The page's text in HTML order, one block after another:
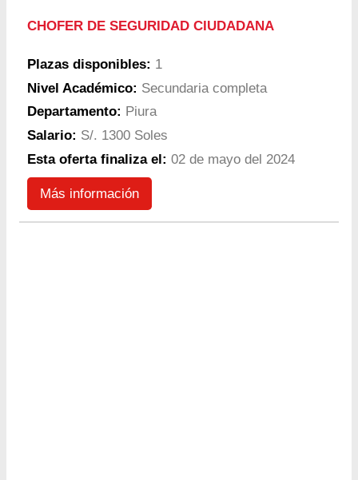
CHOFER DE SEGURIDAD CIUDADANA
Plazas disponibles: 1
Nivel Académico: Secundaria completa
Departamento: Piura
Salario: S/. 1300 Soles
Esta oferta finaliza el: 02 de mayo del 2024
Más información